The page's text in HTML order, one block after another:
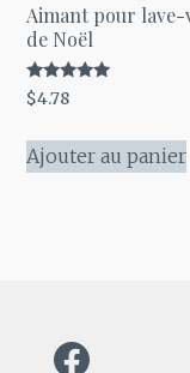
Aimant pour lave-
de Noël
Note
5.00
$4.78
Ajouter au panier